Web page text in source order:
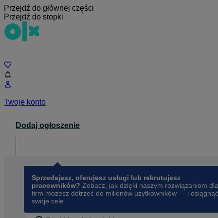
Przejdź do głównej części
Przejdź do stopki
Twoje konto
Dodaj ogłoszenie
Sprzedajesz, oferujesz usługi lub rekrutujesz
pracowników? Zobacz, jak dzięki naszym rozwiązaniom dla
firm możesz dotrzeć do milionów użytkowników — i osiągnąć
swoje cele.